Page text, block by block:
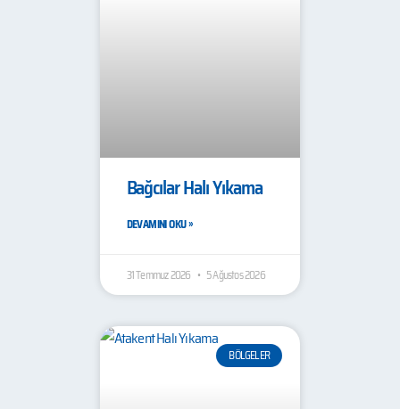
Bağcılar Halı Yıkama
DEVAMINI OKU »
31 Temmuz 2026 5 Ağustos 2026
BÖLGELER